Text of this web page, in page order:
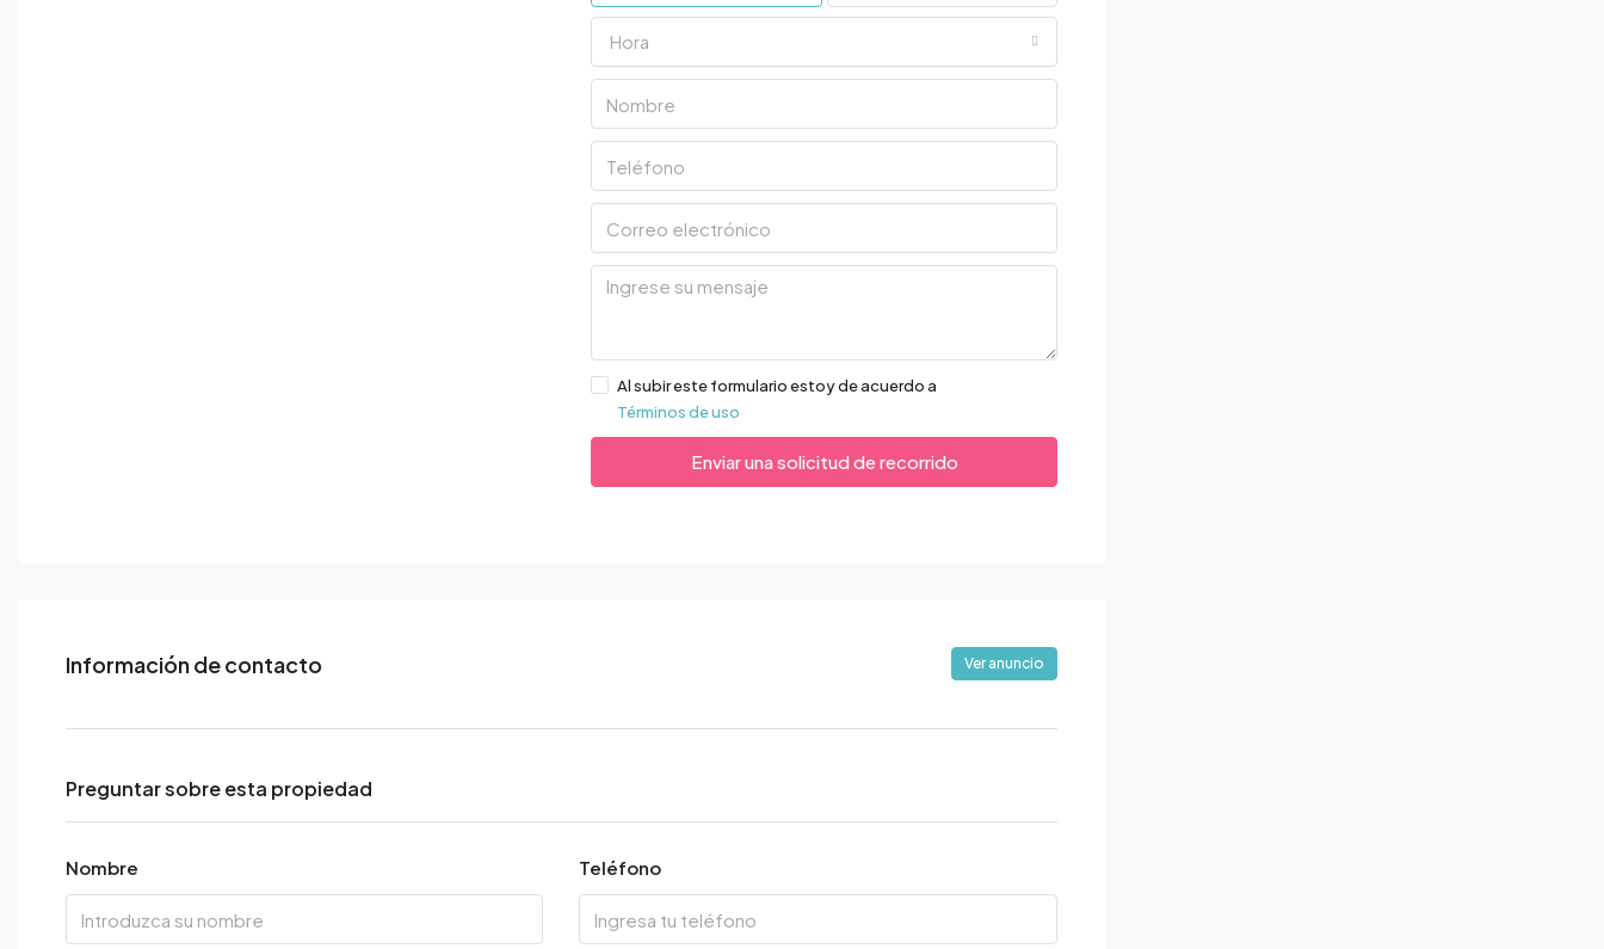
Hora
Al subir este formulario estoy de acuerdo a
Términos de uso
Enviar una solicitud de recorrido
Información de contacto Ver anuncio
Preguntar sobre esta propiedad
Nombre Teléfono